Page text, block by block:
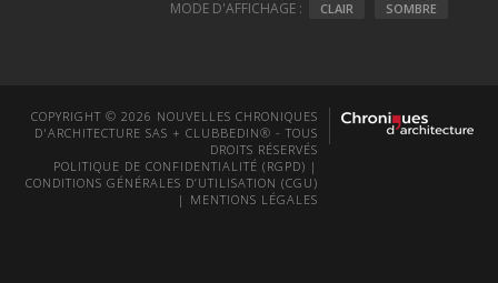
MODE D'AFFICHAGE : CLAIR SOMBRE
COPYRIGHT © 2026 NOUVELLES CHRONIQUES
D'ARCHITECTURE SAS + CLUBBEDIN® - TOUS
DROITS RÉSERVÉS
POLITIQUE DE CONFIDENTIALITÉ (RGPD) |
CONDITIONS GÉNÉRALES D’UTILISATION (CGU)
| MENTIONS LÉGALES